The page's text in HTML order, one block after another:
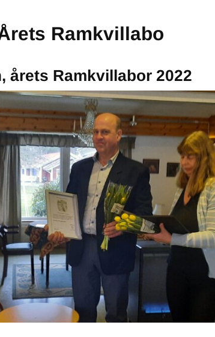
Ramkvillabo
årets Ramkvillabor 2022